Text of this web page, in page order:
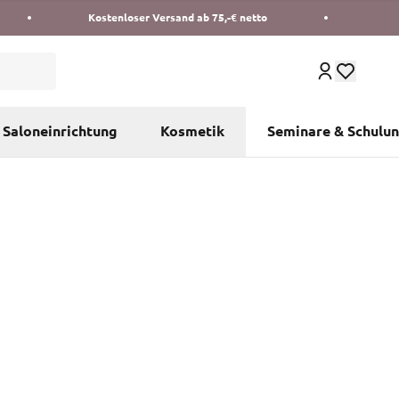
Kostenloser Versand ab 75,-€ netto
Saloneinrichtung Kosmetik Seminare &